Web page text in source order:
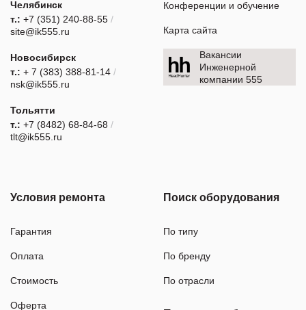
Челябинск
т.: +7 (351) 240-88-55 /
site@ik555.ru
Новосибирск
т.: + 7 (383) 388-81-14 /
nsk@ik555.ru
Тольятти
т.: +7 (8482) 68-84-68 /
tlt@ik555.ru
Конференции и обучение
Карта сайта
Вакансии
Инженерной
компании 555
Условия ремонта
Гарантия
Оплата
Стоимость
Оферта
Поиск оборудования
По типу
По бренду
По отрасли